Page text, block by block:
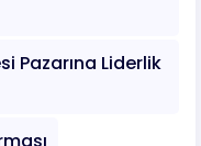
Pazarına Liderlik